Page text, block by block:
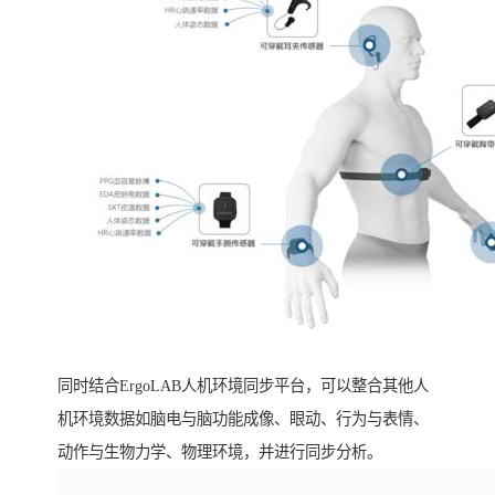
同时结合ErgoLAB人机环境同步平台，可以整合其他人
机环境数据如脑电与脑功能成像、眼动、行为与表情、
动作与生物力学、物理环境，并进行同步分析。